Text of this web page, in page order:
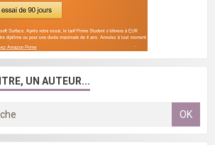
UN AUTEUR...
OK